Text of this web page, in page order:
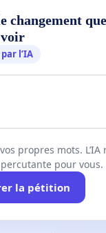
changement
voir
l’IA
propres mots.
pour vous.
la pétition